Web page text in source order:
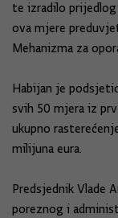
te izradilo prijedlog
ova mjere
Mehanizma za
Habijan je
svih 50 mjera iz
ukupno
milijuna eura.
Predsjednik Vlade
poreznog i